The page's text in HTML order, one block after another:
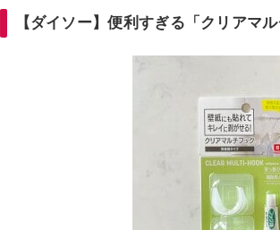
【ダイソー】便利すぎる「クリアマ